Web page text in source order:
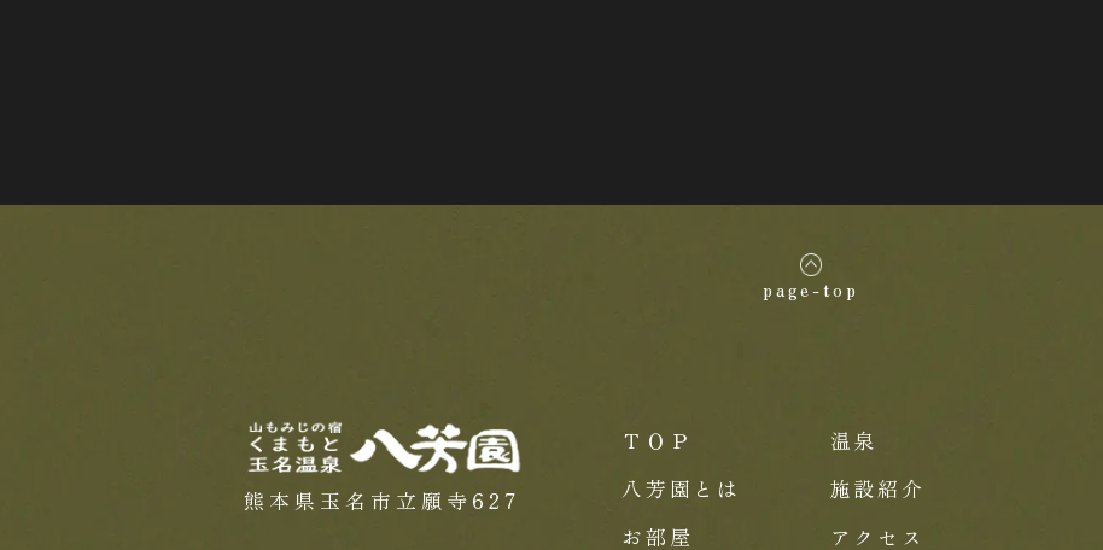
page-top
熊本県玉名市立願寺627
ＴＯＰ
八芳園とは
お部屋
温泉
施設紹介
アクセス